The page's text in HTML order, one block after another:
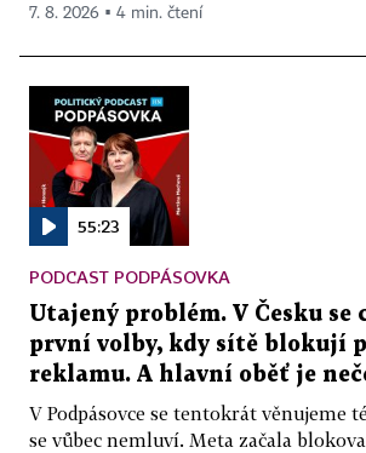
7. 8. 2026 ▪ 4 min. čtení
55:23
PODCAST PODPÁSOVKA
Utajený problém. V Česku se
první volby, kdy sítě blokují
reklamu. A hlavní oběť je
V Podpásovce se tentokrát věnujeme
se vůbec nemluví. Meta začala